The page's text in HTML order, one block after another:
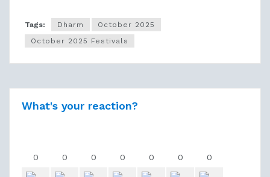
Tags: Dharm
October 2025
October 2025 Festivals
What's your reaction?
0 0 0 0 0 0 0